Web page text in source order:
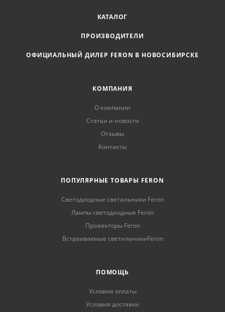
КАТАЛОГ
ПРОИЗВОДИТЕЛИ
ОФИЦИАЛЬНЫЙ ДИЛЕР FERON В НОВОСИБИРСКЕ
КОМПАНИЯ
О компании
Статьи и новости
Отзывы
Контакты
ПОПУЛЯРНЫЕ ТОВАРЫ FERON
Светодиодные светильники Feron
Лампы светодиодные Feron
Прожекторы Feron
Встраиваемые светильникиFeron
ПОМОЩЬ
Условия оплаты
Условия доставки